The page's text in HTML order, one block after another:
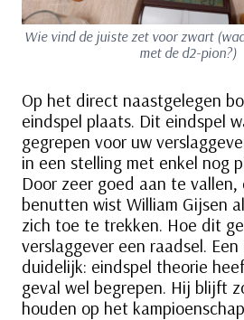
Wie vind de juiste zet voor zwart
met de d2-pion?)
Op het direct naastgelegen
eindspel plaats. Dit eindspel
gegrepen voor uw
in een stelling met enkel nog
Door zeer goed aan te
benutten wist William Gijsen
zich toe te trekken. Hoe dit
verslaggever een raadsel.
duidelijk: eindspel theorie
geval wel begrepen. Hij blijft
houden op het